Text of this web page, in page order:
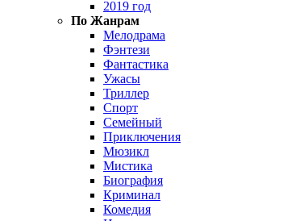
2019 год
По Жанрам
Мелодрама
Фэнтези
Фантастика
Ужасы
Триллер
Спорт
Семейный
Приключения
Мюзикл
Мистика
Биография
Криминал
Комедия